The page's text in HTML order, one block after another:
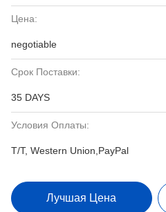
Цена:
negotiable
Срок Поставки:
35 DAYS
Условия Оплаты:
T/T, Western Union,PayPal
Лучшая Цена